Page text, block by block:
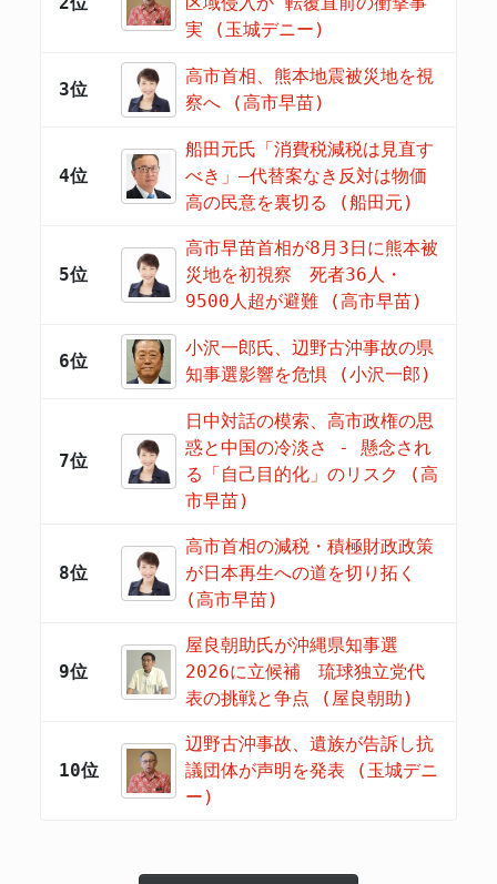
実 (玉城デニー)
3位
高市首相、熊本地震被災地を視
察へ (高市早苗)
4位
船田元氏「消費税減税は見直す
べき」―代替案なき反対は物価
高の民意を裏切る (船田元)
5位
高市早苗首相が8月3日に熊本被
災地を初視察 死者36人・
9500人超が避難 (高市早苗)
6位
小沢一郎氏、辺野古沖事故の県
知事選影響を危惧 (小沢一郎)
7位
日中対話の模索、高市政権の思
惑と中国の冷淡さ - 懸念され
る「自己目的化」のリスク (高
市早苗)
8位
高市首相の減税・積極財政政策
が日本再生への道を切り拓く
(高市早苗)
9位
屋良朝助氏が沖縄県知事選
2026に立候補 琉球独立党代
表の挑戦と争点 (屋良朝助)
10位
辺野古沖事故、遺族が告訴し抗
議団体が声明を発表 (玉城デニ
ー)